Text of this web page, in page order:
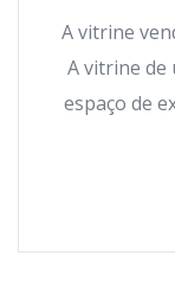
A vitrine
A vitrine de
espaço de